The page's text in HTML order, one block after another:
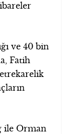
ve 40 bin
Fatih
ile Orman